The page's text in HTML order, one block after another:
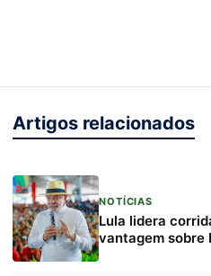
Artigos relacionados
NOTÍCIAS
Lula lidera
vantagem sobre